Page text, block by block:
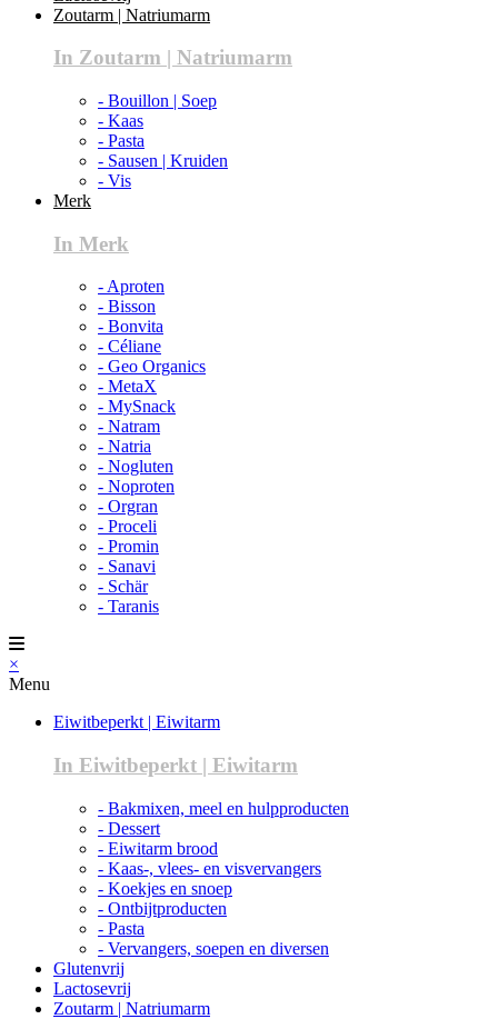
Zoutarm | Natriumarm
In Zoutarm | Natriumarm
- Bouillon | Soep
- Kaas
- Pasta
- Sausen | Kruiden
- Vis
Merk
In Merk
- Aproten
- Bisson
- Bonvita
- Céliane
- Geo Organics
- MetaX
- MySnack
- Natram
- Natria
- Nogluten
- Noproten
- Orgran
- Proceli
- Promin
- Sanavi
- Schär
- Taranis
×
Menu
Eiwitbeperkt | Eiwitarm
In Eiwitbeperkt | Eiwitarm
- Bakmixen, meel en hulpproducten
- Dessert
- Eiwitarm brood
- Kaas-, vlees- en visvervangers
- Koekjes en snoep
- Ontbijtproducten
- Pasta
- Vervangers, soepen en diversen
Glutenvrij
Lactosevrij
Zoutarm | Natriumarm